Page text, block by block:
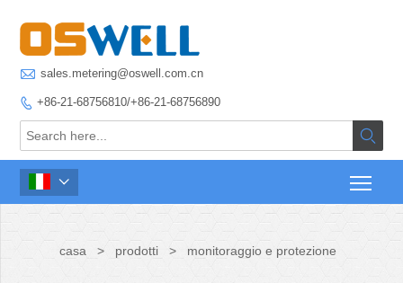
 sales.metering@oswell.com.cn
 +86-21-68756810/+86-21-68756890


casa > prodotti > monitoraggio e protezione